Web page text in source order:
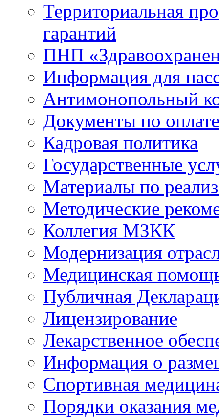
Территориальная
гарантий
ПНП
Информация для
Антимонопольный
Документы по
Кадровая политика
Государственные
Материалы по
Методические
Коллегия МЗКК
Модернизация
Медицинская
Публичная
Лицензирование
Лекарственное
Информация о
Спортивная
Порядки оказания